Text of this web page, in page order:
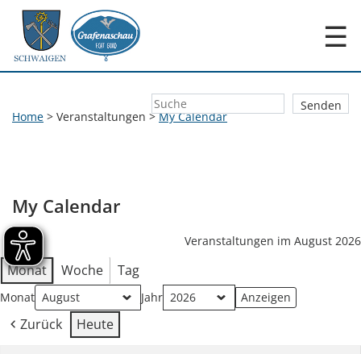
☰
Home > Veranstaltungen >My Calendar
My Calendar
Veranstaltungen im August 2026
Monat Woche Tag
Monat Jahr
Zurück Heute